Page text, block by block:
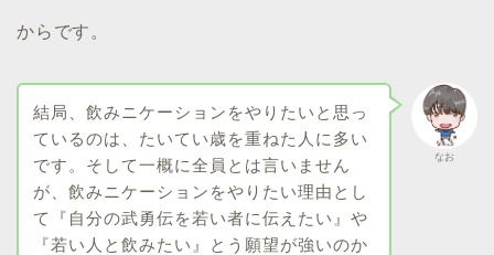
からです。
なお
結局、飲みニケーションをやりたいと思っ
ているのは、たいてい歳を重ねた人に多い
です。そして一概に全員とは言いません
が、飲みニケーションをやりたい理由とし
て『自分の武勇伝を若い者に伝えたい』や
『若い人と飲みたい』とう願望が強いのか